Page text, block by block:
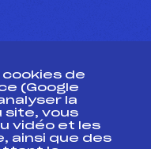
cookies de
(Google
la
site, vous
vidéo et les
ainsi que des